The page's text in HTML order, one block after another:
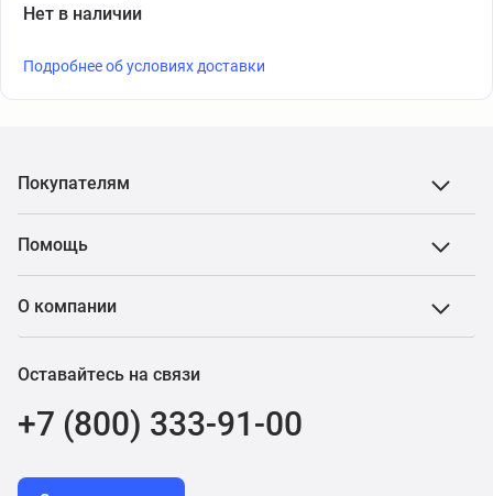
Нет в наличии
Подробнее об условиях доставки
Покупателям
Помощь
О компании
Оставайтесь на связи
+7 (800) 333-91-00